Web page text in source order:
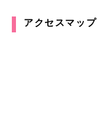
アクセスマップ